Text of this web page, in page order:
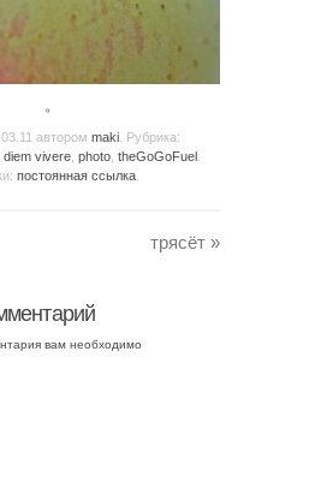
。
автором maki . Рубрика:
diem vivere photo theGoGoFuel
постоянная ссылка
трясёт »
вам необходимо